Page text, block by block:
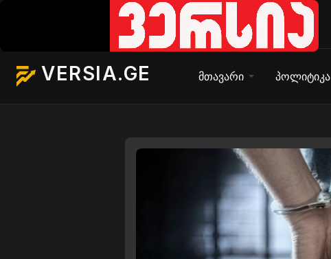
VERSIA.GE მთავარი პოლიტიკა